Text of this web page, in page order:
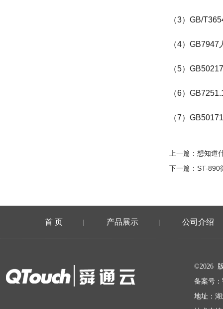
（3）GB/
（4）
（5）
（6）
（7）
上一篇： 想知道
下一篇： ST-890
首 页 | 产品展示 | 公司介绍
©2026
备案号：
地址：